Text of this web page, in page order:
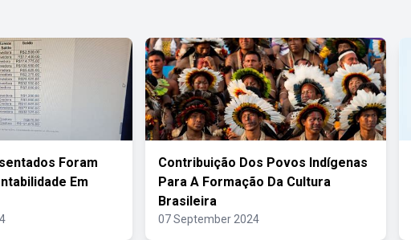
Foram
Em
Contribuição Dos Povos Indígenas
Para A Formação Da Cultura
Brasileira
07 September 2024